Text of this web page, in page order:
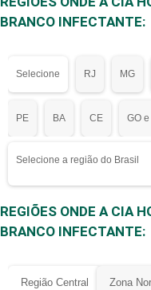
BRANCO INFECTANTE:
Selecione RJ MG
PE BA CE GO
Selecione a região do Brasil
REGIÕES ONDE A CIA
BRANCO INFECTANTE:
Região Central Zona